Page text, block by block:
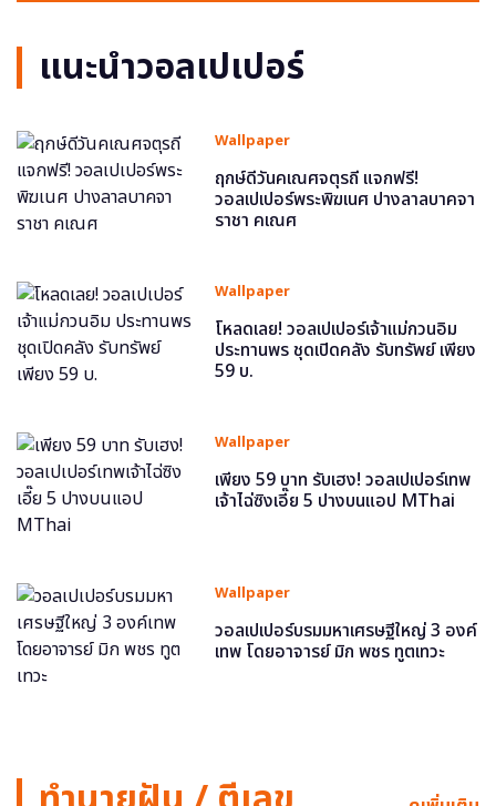
แนะนำวอลเปเปอร์
Wallpaper
ฤกษ์ดีวันคเณศจตุรถี แจกฟรี!
วอลเปเปอร์พระพิฆเนศ ปางลาลบาคจา
ราชา คเณศ
Wallpaper
โหลดเลย! วอลเปเปอร์เจ้าแม่กวนอิม
ประทานพร ชุดเปิดคลัง รับทรัพย์ เพียง
59 บ.
Wallpaper
เพียง 59 บาท รับเฮง! วอลเปเปอร์เทพ
เจ้าไฉ่ซิงเอี๊ย 5 ปางบนแอป MThai
Wallpaper
วอลเปเปอร์บรมมหาเศรษฐีใหญ่ 3 องค์
เทพ โดยอาจารย์ มิก พชร ทูตเทวะ